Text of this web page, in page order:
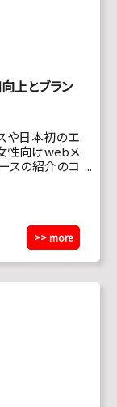
上とブラン
や日本初のエ
性向けwebメ
スの紹介のコ
>> more